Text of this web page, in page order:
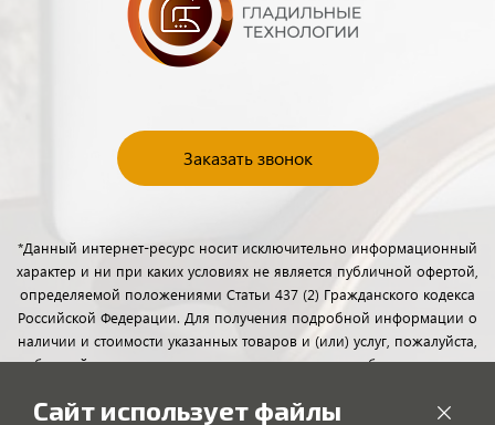
Заказать звонок
*Данный интернет-ресурс носит исключительно информационный
характер и ни при каких условиях не является публичной офертой,
определяемой положениями Статьи 437 (2) Гражданского кодекса
Российской Федерации. Для получения подробной информации о
наличии и стоимости указанных товаров и (или) услуг, пожалуйста,
обращайтесь к менеджерам отдела клиентского обслуживания с
Сайт использует файлы